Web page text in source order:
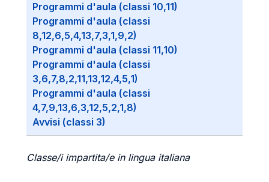
Programmi d'aula (classi 10,11)
Programmi d'aula (classi
8,12,6,5,4,13,7,3,1,9,2)
Programmi d'aula (classi 11,10)
Programmi d'aula (classi
3,6,7,8,2,11,13,12,4,5,1)
Programmi d'aula (classi
4,7,9,13,6,3,12,5,2,1,8)
Avvisi (classi 3)
Classe/i impartita/e in lingua italiana